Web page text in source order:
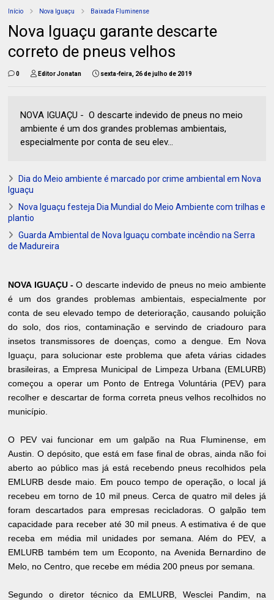
Início Nova Iguaçu Baixada Fluminense
Nova Iguaçu garante descarte
correto de pneus velhos
0 Editor Jonatan sexta-feira, 26 de julho de 2019
NOVA IGUAÇU - O descarte indevido de pneus no meio
ambiente é um dos grandes problemas ambientais,
especialmente por conta de seu elev...
Dia do Meio ambiente é marcado por crime ambiental em Nova
Iguaçu
Nova Iguaçu festeja Dia Mundial do Meio Ambiente com trilhas e
plantio
Guarda Ambiental de Nova Iguaçu combate incêndio na Serra
de Madureira
NOVA IGUAÇU -O descarte indevido de pneus no meio ambiente
é um dos grandes problemas ambientais, especialmente por
conta de seu elevado tempo de deterioração, causando poluição
do solo, dos rios, contaminação e servindo de criadouro para
insetos transmissores de doenças, como a dengue. Em Nova
Iguaçu, para solucionar este problema que afeta várias cidades
brasileiras, a Empresa Municipal de Limpeza Urbana (EMLURB)
começou a operar um Ponto de Entrega Voluntária (PEV) para
recolher e descartar de forma correta pneus velhos recolhidos no
município.
O PEV vai funcionar em um galpão na Rua Fluminense, em
Austin. O depósito, que está em fase final de obras, ainda não foi
aberto ao público mas já está recebendo pneus recolhidos pela
EMLURB desde maio. Em pouco tempo de operação, o local já
recebeu em torno de 10 mil pneus. Cerca de quatro mil deles já
foram descartados para empresas recicladoras. O galpão tem
capacidade para receber até 30 mil pneus. A estimativa é de que
receba em média mil unidades por semana. Além do PEV, a
EMLURB também tem um Ecoponto, na Avenida Bernardino de
Melo, no Centro, que recebe em média 200 pneus por semana.
Segundo o diretor técnico da EMLURB, Wesclei Pandim, na